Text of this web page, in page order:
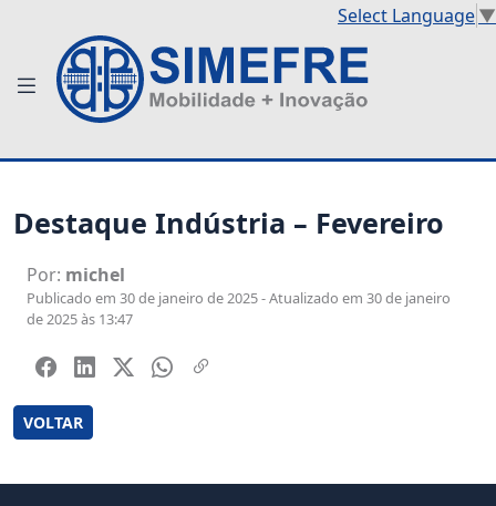
Select Language▼
Destaque Indústria – Fevereiro
Por: michel
Publicado em 30 de janeiro de 2025 - Atualizado em 30 de janeiro
de 2025 às 13:47
VOLTAR